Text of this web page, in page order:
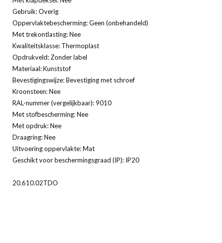
Gebruik: Overig
Oppervlaktebescherming: Geen (onbehandeld)
Met trekontlasting: Nee
Kwaliteitsklasse: Thermoplast
Opdrukveld: Zonder label
Materiaal: Kunststof
Bevestigingswijze: Bevestiging met schroef
Kroonsteen: Nee
RAL-nummer (vergelijkbaar): 9010
Met stofbescherming: Nee
Met opdruk: Nee
Draagring: Nee
Uitvoering oppervlakte: Mat
Geschikt voor beschermingsgraad (IP): IP20
20.610.02TDO